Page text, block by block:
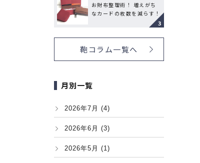
お財布整理術！ 増えがち
なカードの枚数を減らす！
鞄コラム一覧へ
月別一覧
2026年7月 (4)
2026年6月 (3)
2026年5月 (1)